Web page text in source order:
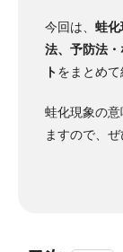
今回は、 蛙化
法、予防法
トをまとめて
蛙化現象の
ますので、